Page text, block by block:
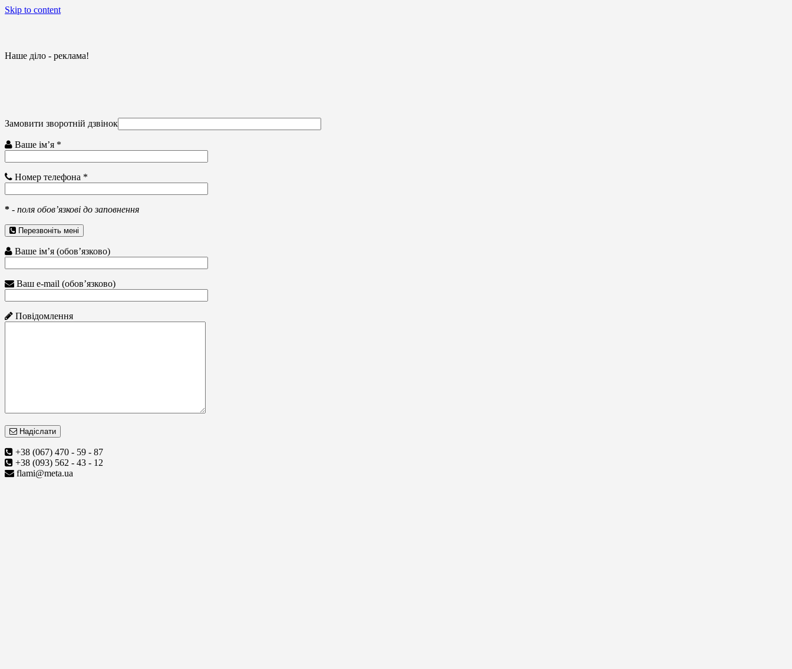
Skip to content
Наше діло - реклама!
Замовити зворотній дзвінок
Ваше ім’я *
Номер телефона *
* - поля обов’язкові до заповнення
Перезвоніть мені
Ваше ім’я (обов’язково)
Ваш e-mail (обов’язково)
Повідомлення
Надіслати
+38 (067) 470 - 59 - 87
+38 (093) 562 - 43 - 12
flami@meta.ua